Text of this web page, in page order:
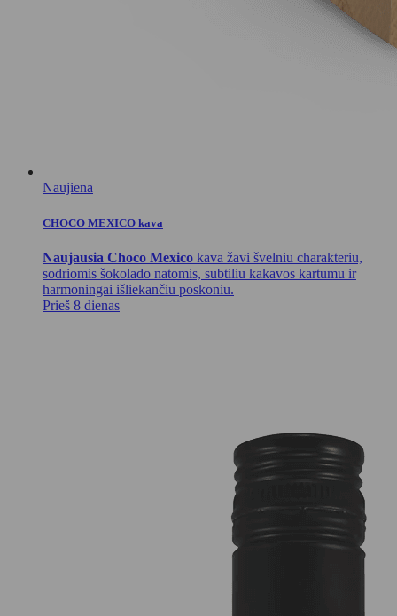
Naujiena
CHOCO MEXICO kava
Naujausia Choco Mexico kava žavi švelniu charakteriu,
sodriomis šokolado natomis, subtiliu kakavos kartumu ir
harmoningai išliekančiu poskoniu.
Prieš 8 dienas